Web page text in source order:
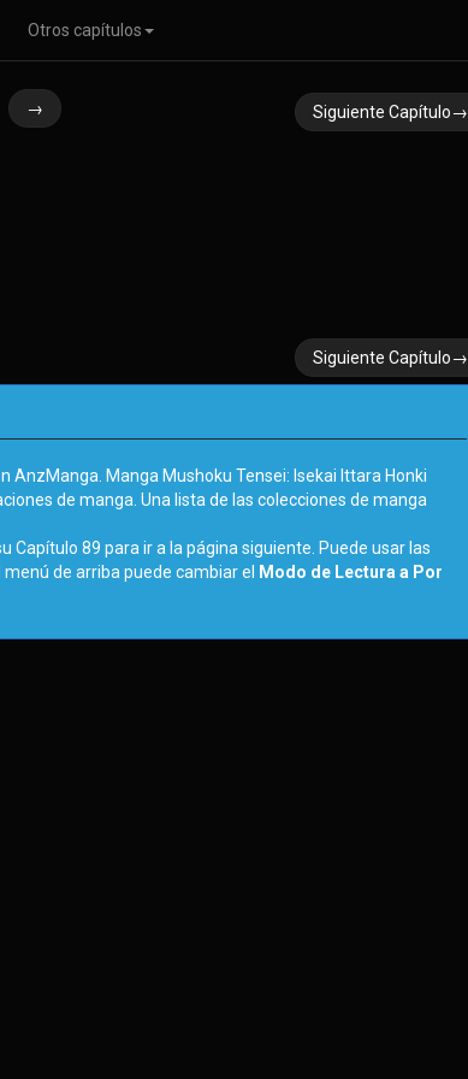
Otros capítulos
Siguiente Capítulo→
→
Siguiente Capítulo→
AnzManga. Manga Mushoku Tensei: Isekai Ittara Honki
de manga. Una lista de las colecciones de manga
Capítulo 89 para ir a la página siguiente. Puede usar las
de arriba puede cambiar el
Modo de Lectura a Por